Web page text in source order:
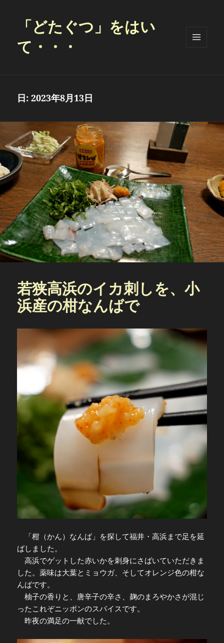
「どたぐつ」をはい
て・・・
日:2023年8月13日
若狭高浜のイカ刺しを、小
浜産の柑なんばで
「柑（かん）なんば」を探して福井・高浜まで足を延
ばしました。
高浜でゲットした赤いかを刺身にさばいていただきま
した。薬味は大葉とミョウガ、そしてオレンジ色の柑な
んばです。
柚子の香りと、唐辛子の辛さ、麹のまろやかさが混じ
ったこれぞニッポンのスパイスです。
昨夜の満足の一献でした。